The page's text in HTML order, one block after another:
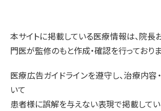
本サイトに掲載している医療情報は、院長
門医が監修のもと作成・確認を行っておりま
医療広告ガイドラインを遵守し、治療内容
いて
患者様に誤解を与えない表現で掲載してい